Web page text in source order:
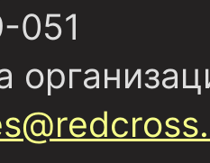
051